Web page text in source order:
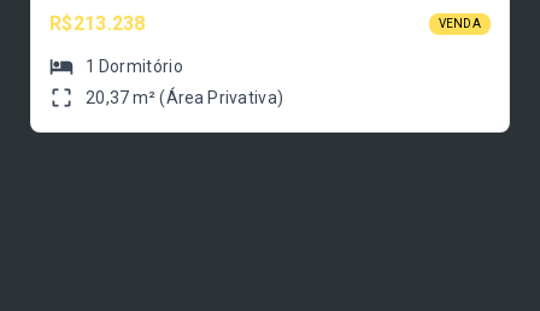
R$213.238 VENDA
1 Dormitório
20,37 m² (Área Privativa)